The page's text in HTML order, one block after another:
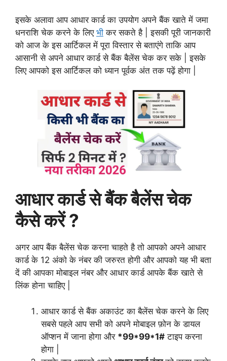
इसके अलावा आप आधार कार्ड का उपयोग अपने बैंक खाते में जमा
धनराशि चेक करने के लिए भी कर सकते है | इसकी पूरी जानकारी
को आज के इस आर्टिकल में पूरा विस्तार से बताएंगे ताकि आप
आसानी से अपने आधार कार्ड से बैंक बैलेंस चेक कर सके | इसके
लिए आपको इस आर्टिकल को ध्यान पूर्वक अंत तक पढ़ें होगा |
आधार कार्ड से बैंक बैलेंस चेक
कैसे करें ?
अगर आप बैंक बैलेंस चेक करना चाहते है तो आपको अपने आधार
कार्ड के 12 अंको के नंबर की जरुरत होगी और आपको यह भी बता
दें की आपका मोबाइल नंबर और आधार कार्ड आपके बैंक खाते से
लिंक होना चाहिए |
आधार कार्ड से बैंक अकाउंट का बैलेंस चेक करने के लिए
सबसे पहले आप सभी को अपने मोबाइल फ़ोन के डायल
ऑप्शन में जाना होगा और *99*99*1# टाइप करना
होगा |